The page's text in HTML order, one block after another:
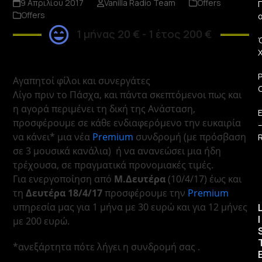
9 Απριλίου 2017 Vanilla Radio Team
Offers
Offers
1 μήνας 20 € - 1 έτος 200 €
Αγαπητοί φίλοι και συνεργάτες
Λίγο πριν το Πάσχα, και πάντα σκεπτόμενοι πως και
η αγορά περιμένει τη δική της Ανάσταση,
προσφέρουμε σε κάθε ενδιαφερόμενο την ευκαιρία
να κάνει* μια νέα Premium συνδρομή (με πρόσβαση
σε 3 μουσικά κανάλια) ή να ανανεώσει μια ήδη
τρέχουσα, σε πραγματικά προνομιακές τιμές.
Για ενεργοποίηση από Μ.Δευτέρα (10/4/17) έως και
τηΔευτέρα 18/4/17προσφέρουμε την Premium
υπηρεσία μας για 1 μήνα με 30 ευρώ και για 12 μήνες
με 200 ευρώ.
*ανεξάρτητα πότε λήγει η συνδρομή σας .
–
I